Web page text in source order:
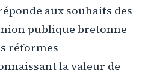
aux souhaits des
publique bretonne
réformes
la valeur de